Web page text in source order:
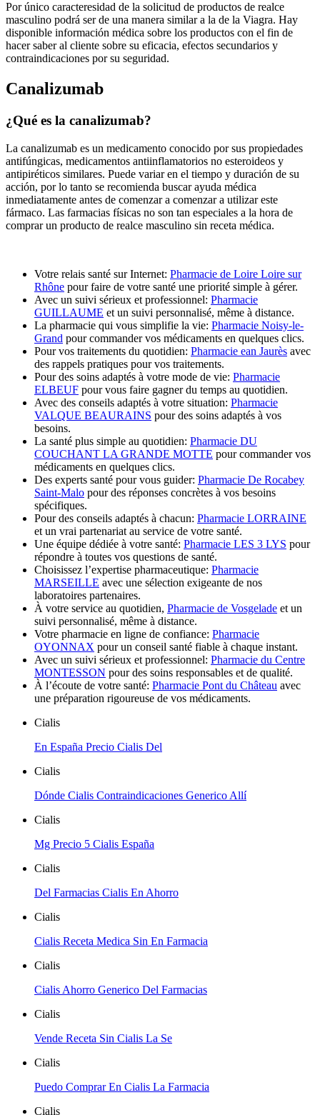
Por único caracteresidad de la solicitud de productos de realce
masculino podrá ser de una manera similar a la de la Viagra. Hay
disponible información médica sobre los productos con el fin de
hacer saber al cliente sobre su eficacia, efectos secundarios y
contraindicaciones por su seguridad.
Canalizumab
¿Qué es la canalizumab?
La canalizumab es un medicamento conocido por sus propiedades
antifúngicas, medicamentos antiinflamatorios no esteroideos y
antipiréticos similares. Puede variar en el tiempo y duración de su
acción, por lo tanto se recomienda buscar ayuda médica
inmediatamente antes de comenzar a comenzar a utilizar este
fármaco. Las farmacias físicas no son tan especiales a la hora de
comprar un producto de realce masculino sin receta médica.
Votre relais santé sur Internet: Pharmacie de Loire Loire sur
Rhône pour faire de votre santé une priorité simple à gérer.
Avec un suivi sérieux et professionnel: Pharmacie
GUILLAUME et un suivi personnalisé, même à distance.
La pharmacie qui vous simplifie la vie: Pharmacie Noisy-le-
Grand pour commander vos médicaments en quelques clics.
Pour vos traitements du quotidien: Pharmacie ean Jaurès avec
des rappels pratiques pour vos traitements.
Pour des soins adaptés à votre mode de vie: Pharmacie
ELBEUF pour vous faire gagner du temps au quotidien.
Avec des conseils adaptés à votre situation: Pharmacie
VALQUE BEAURAINS pour des soins adaptés à vos
besoins.
La santé plus simple au quotidien: Pharmacie DU
COUCHANT LA GRANDE MOTTE pour commander vos
médicaments en quelques clics.
Des experts santé pour vous guider: Pharmacie De Rocabey
Saint-Malo pour des réponses concrètes à vos besoins
spécifiques.
Pour des conseils adaptés à chacun: Pharmacie LORRAINE
et un vrai partenariat au service de votre santé.
Une équipe dédiée à votre santé: Pharmacie LES 3 LYS pour
répondre à toutes vos questions de santé.
Choisissez l’expertise pharmaceutique: Pharmacie
MARSEILLE avec une sélection exigeante de nos
laboratoires partenaires.
À votre service au quotidien, Pharmacie de Vosgelade et un
suivi personnalisé, même à distance.
Votre pharmacie en ligne de confiance: Pharmacie
OYONNAX pour un conseil santé fiable à chaque instant.
Avec un suivi sérieux et professionnel: Pharmacie du Centre
MONTESSON pour des soins responsables et de qualité.
À l’écoute de votre santé: Pharmacie Pont du Château avec
une préparation rigoureuse de vos médicaments.
Cialis
En España Precio Cialis Del
Cialis
Dónde Cialis Contraindicaciones Generico Allí
Cialis
Mg Precio 5 Cialis España
Cialis
Del Farmacias Cialis En Ahorro
Cialis
Cialis Receta Medica Sin En Farmacia
Cialis
Cialis Ahorro Generico Del Farmacias
Cialis
Vende Receta Sin Cialis La Se
Cialis
Puedo Comprar En Cialis La Farmacia
Cialis